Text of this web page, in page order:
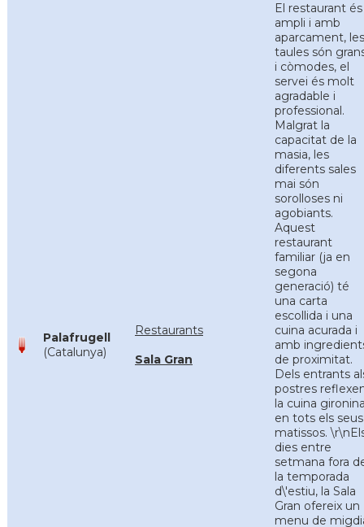
Palafrugell
(Catalunya)
Restaurants
Sala Gran
El restaurant és
ampli i amb
aparcament, les
taules són
i còmodes, el
servei és molt
agradable i
professional.
Malgrat la
capacitat de la
masia, les
diferents sales
mai són
sorolloses ni
agobiants.
Aquest
restaurant
familiar (ja en
segona
generació) té
una carta
escollida i una
cuina acurada i
amb
de proximitat.
Dels entrants
postres
la cuina
en tots els seus
matissos.
dies entre
setmana fora
la temporada
d\'estiu, la Sala
Gran ofereix un
menu de